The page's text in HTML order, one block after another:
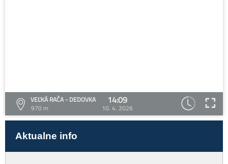
VEĽKÁ RAČA - DEDOVKA
970 m
14:09
10. 4. 2026
Aktualne info